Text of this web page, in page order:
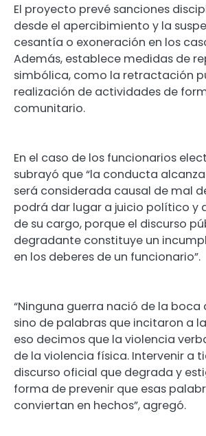
El proyecto prevé sanciones
desde el apercibimiento y la
cesantía o exoneración en los
Además, establece medidas de
simbólica, como la retractación
realización de actividades de
comunitario.
En el caso de los funcionarios
subrayó que “la conducta
será considerada causal de mal
podrá dar lugar a juicio político y
de su cargo, porque el discurso
degradante constituye un
en los deberes de un funcionario”.
“Ninguna guerra nació de la boca
sino de palabras que incitaron a
eso decimos que la violencia
de la violencia física. Intervenir a
discurso oficial que degrada y
forma de prevenir que esas
conviertan en hechos”, agregó.